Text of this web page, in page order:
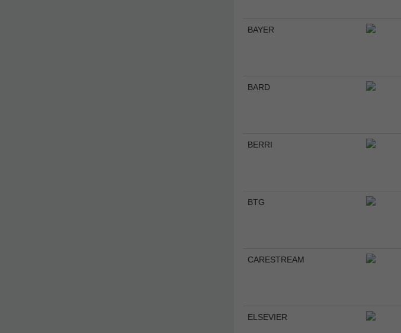
BAYER
BARD
BERRI
BTG
CARESTREAM
ELSEVIER